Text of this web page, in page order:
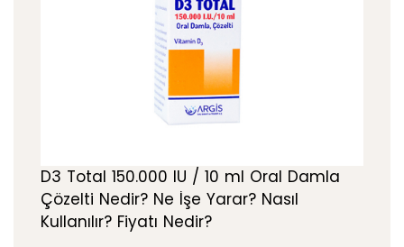
D3 Total 150.000 IU / 10 ml Oral Damla
Çözelti Nedir? Ne İşe Yarar? Nasıl
Kullanılır? Fiyatı Nedir?